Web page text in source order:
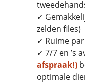
✓
zelden files)
✓ Ruime
✓ 7/7 en ’s
afspraak!)
optimale